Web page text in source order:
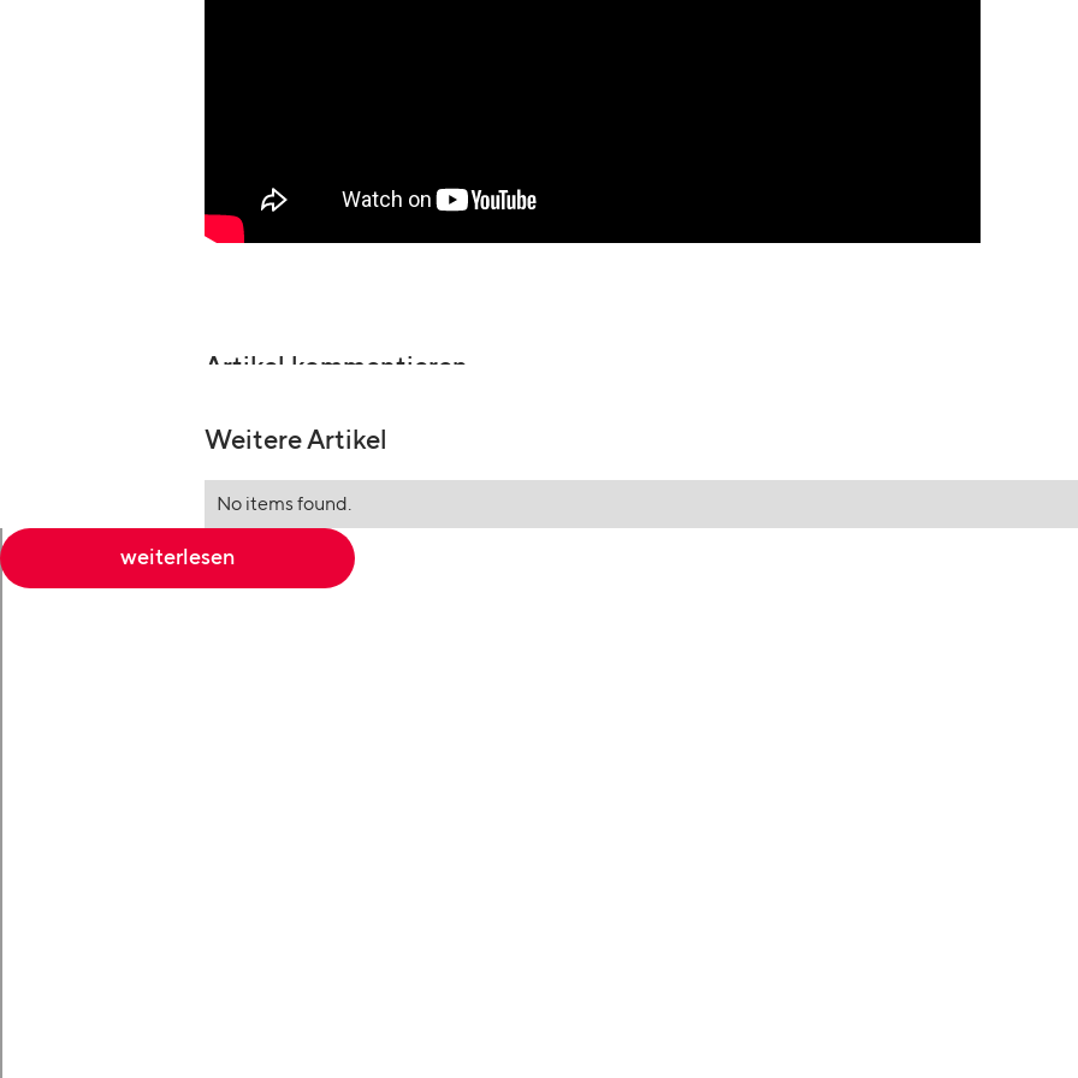
Artikel kommentieren
Weitere Artikel
No items found.
weiterlesen